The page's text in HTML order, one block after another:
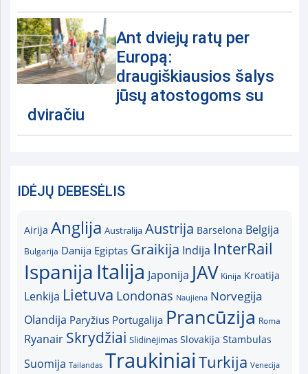
Ant dviejų ratų per
Europą:
draugiškiausios šalys
jūsų atostogoms su
dviračiu
IDĖJŲ DEBESĖLIS
Airija Anglija Australija Austrija Barselona Belgija
Bulgarija Danija Egiptas Graikija Indija InterRail
Ispanija Italija Japonija JAV Kinija Kroatija
Lenkija Lietuva Londonas Naujiena Norvegija
Olandija Paryžius Portugalija Prancūzija Roma
Ryanair Skrydžiai Slidinėjimas Slovakija Stambulas
Suomija Tailandas TraukiniaiTurkija Venecija